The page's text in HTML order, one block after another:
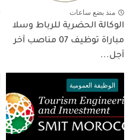
منذ بضع ساعات
الوكالة الحضرية للرباط وسلا
مباراة توظيف 07 مناصب آخر
أجل...
الوظيفة العمومية